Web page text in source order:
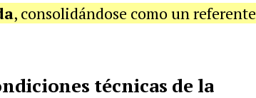
, consolidándose como un referente
técnicas de la